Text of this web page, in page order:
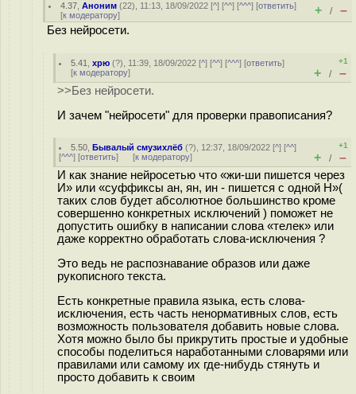
4.37 ,Аноним (22), 11:13, 18/09/2022 [^] [^^] [^^^] [ответить]
[к модератору] + / –
Без нейросети.
5.41 ,хрю (?), 11:39, 18/09/2022 [^] [^^] [^^^] [ответить]
[к модератору]
+1
+ / –
>>Без нейросети.
И зачем "нейросети" для проверки правописания?
5.50 ,Бывалый смузихлёб (?), 12:37, 18/09/2022 [^] [^^]
[^^^] [ответить] [к модератору]
+1
+ / –
И как знание нейросетью что «жи-ши пишется через
И» или «суффиксы ан, ян, ин - пишется с одной Н»(
таких слов будет абсолютное большинство кроме
совершенно конкретных исключений ) поможет не
допустить ошибку в написании слова «телек» или
даже корректно обработать слова-исключения ?
Это ведь не распознавание образов или даже
рукописного текста.
Есть конкретные правила языка, есть слова-
исключения, есть часть ненормативных слов, есть
возможность пользователя добавить новые слова.
Хотя можно было бы прикрутить простые и удобные
способы поделиться наработанными словарями или
правилами или самому их где-нибудь стянуть и
просто добавить к своим